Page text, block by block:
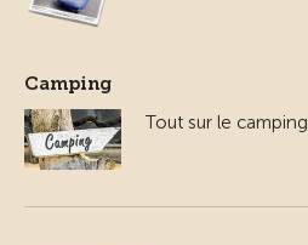
Camping
Tout sur le camping